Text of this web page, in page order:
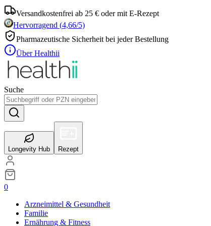
Versandkostenfrei ab 25 € oder mit E-Rezept
Hervorragend (4,66/5)
Pharmazeutische Sicherheit bei jeder Bestellung
Über Healthii
Suche
Longevity Hub Rezept
0
Arzneimittel & Gesundheit
Familie
Ernährung & Fitness